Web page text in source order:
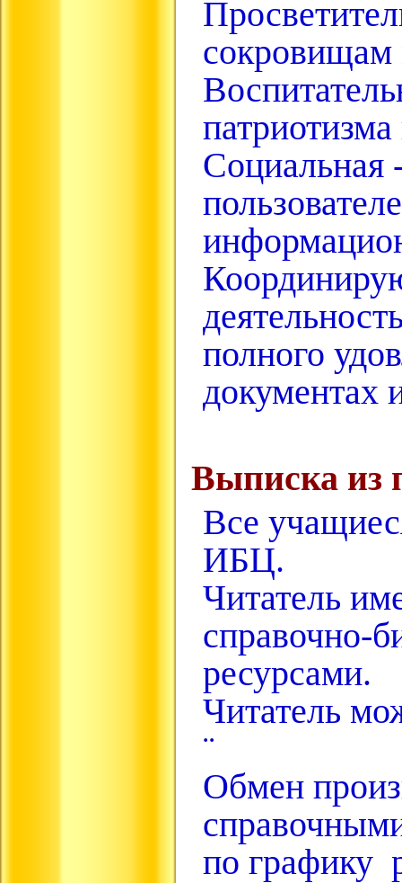
сокровищам
Социальная
полного
документах
Выписка из
Все
ИБЦ.
Читатель
справочно-
ресурсами.
Читатель
¨
Обмен
по графику